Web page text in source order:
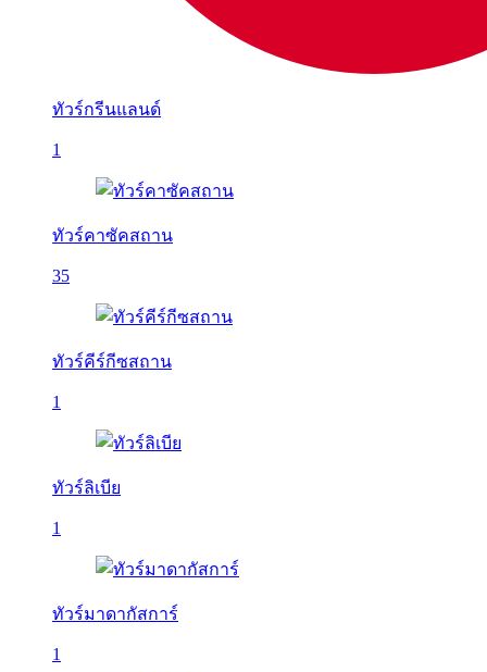
ทัวร์กรีนแลนด์
1
ทัวร์คาซัคสถาน
35
ทัวร์คีร์กีซสถาน
1
ทัวร์ลิเบีย
1
ทัวร์มาดากัสการ์
1